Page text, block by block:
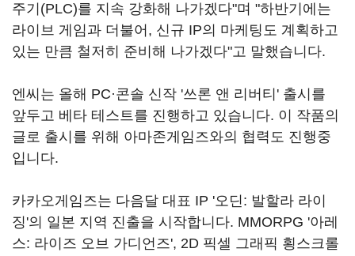
주기(PLC)를 지속 강화해 나가겠다"며 "하반기에는
라이브 게임과 더불어, 신규 IP의 마케팅도 계획하고
있는 만큼 철저히 준비해 나가겠다"고 말했습니다.
엔씨는 올해 PC·콘솔 신작 '쓰론 앤 리버티' 출시를
앞두고 베타 테스트를 진행하고 있습니다. 이 작품의
글로 출시를 위해 아마존게임즈와의 협력도 진행중
입니다.
카카오게임즈는 다음달 대표 IP '오딘: 발할라 라이
징'의 일본 지역 진출을 시작합니다. MMORPG '아레
스: 라이즈 오브 가디언즈', 2D 픽셀 그래픽 횡스크롤